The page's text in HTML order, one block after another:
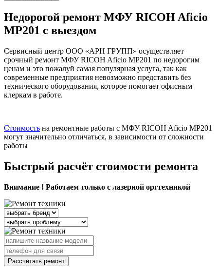
Недорогой ремонт МФУ RICOH Aficio
MP201 с выездом
Сервисный центр ООО «АРН ГРУПП» осуществляет
срочный ремонт МФУ RICOH Aficio MP201 по недорогим
ценам и это пожалуй самая популярная услуга, так как
современные предприятия невозможно представить без
технического оборудования, которое помогает офисным
клеркам в работе.
Стоимость на ремонтные работы с МФУ RICOH Aficio MP201
могут значительно отличаться, в зависимости от сложности
работы
Быстрый расчёт стоимости ремонта
Внимание ! Работаем только с лазерной оргтехникой
Рассчитать ремонт